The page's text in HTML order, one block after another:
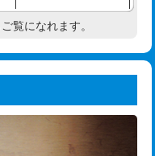
+8,800円
現地調査
覧になれます。